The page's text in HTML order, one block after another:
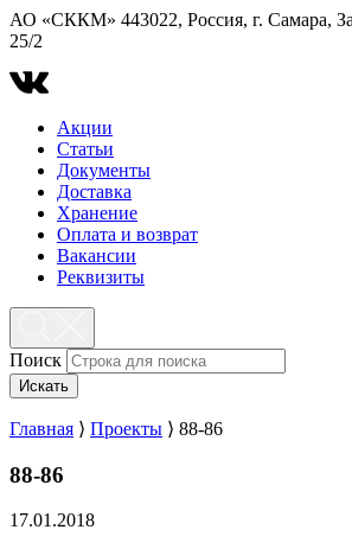
АО «СККМ» 443022, Россия, г. Самара,
25/2
Акции
Статьи
Документы
Доставка
Хранение
Оплата и возврат
Вакансии
Реквизиты
Поиск
Искать
Главная ⟩ Проекты ⟩ 88-86
88-86
17.01.2018